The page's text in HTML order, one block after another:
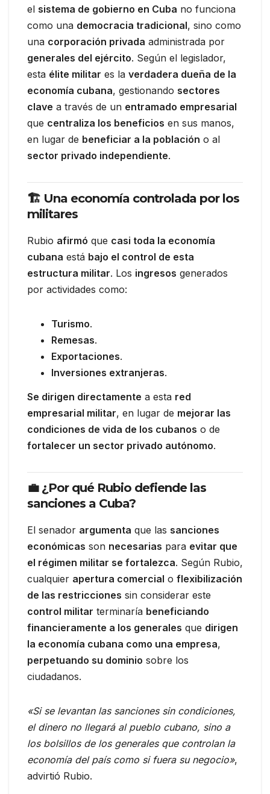
el sistema de gobierno en Cuba no funciona
como una democracia tradicional, sino como
una corporación privada administrada por
generales del ejército. Según el legislador,
esta élite militar es la verdadera dueña de la
economía cubana, gestionando sectores
clave a través de un entramado empresarial
que centraliza los beneficios en sus manos,
en lugar de beneficiar a la población o al
sector privado independiente.
🏗️ Una economía controlada por los
militares
Rubio afirmó que casi toda la economía
cubana está bajo el control de esta
estructura militar. Los ingresos generados
por actividades como:
Turismo.
Remesas.
Exportaciones.
Inversiones extranjeras.
Se dirigen directamente a esta red
empresarial militar, en lugar de mejorar las
condiciones de vida de los cubanos o de
fortalecer un sector privado autónomo.
💼 ¿Por qué Rubio defiende las
sanciones a Cuba?
El senador argumenta que las sanciones
económicas son necesarias para evitar que
el régimen militar se fortalezca. Según Rubio,
cualquier apertura comercial o flexibilización
de las restricciones sin considerar este
control militar terminaría beneficiando
financieramente a los generales que dirigen
la economía cubana como una empresa,
perpetuando su dominio sobre los
ciudadanos.
«Si se levantan las sanciones sin condiciones,
el dinero no llegará al pueblo cubano, sino a
los bolsillos de los generales que controlan la
economía del país como si fuera su negocio»,
advirtió Rubio.